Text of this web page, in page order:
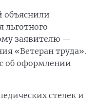
объяснили
льготного
заявителю —
«Ветеран труда».
об оформлении
стелек и